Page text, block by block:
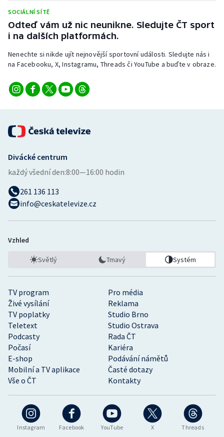
SOCIÁLNÍ SÍTĚ
Odteď vám už nic neunikne. Sledujte ČT sport
i na dalších platformách.
Nenechte si nikde ujít nejnovější sportovní události. Sledujte nás i
na Facebooku, X, Instagramu, Threads či YouTube a buďte v obraze.
Instagram Facebook YouTube X Threads
TV program
Pro média
Živé vysílání
Reklama
TV poplatky
Studio Brno
Teletext
Studio Ostrava
Podcasty
Rada ČT
Počasí
Kariéra
E-shop
Podávání námětů
Mobilní a TV aplikace
Časté dotazy
Vše o ČT
Kontakty
Divácké centrum
každý všední den:8:00—16:00 hodin
261 136 113
info@ceskatelevize.cz
Vzhled
Světlý Tmavý Systém